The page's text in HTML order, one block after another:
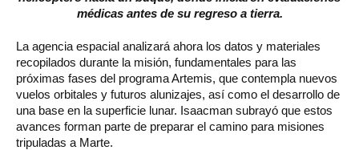
médicas antes de su regreso a tierra.
La agencia espacial analizará ahora los datos y materiales
recopilados durante la misión, fundamentales para las
próximas fases del programa Artemis, que contempla nuevos
vuelos orbitales y futuros alunizajes, así como el desarrollo de
una base en la superficie lunar. Isaacman subrayó que estos
avances forman parte de preparar el camino para misiones
tripuladas a Marte.